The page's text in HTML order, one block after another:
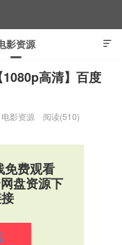

影资源
1080p高清】百度
电影资源 阅读(510)
免费观看
盘资源下